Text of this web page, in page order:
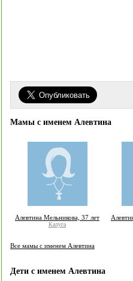
Мамы с именем Алевтина
Алевтина Мельникова, 37 лет
Калуга
Все мамы с именем Алевтина
Дети с именем Алевтина